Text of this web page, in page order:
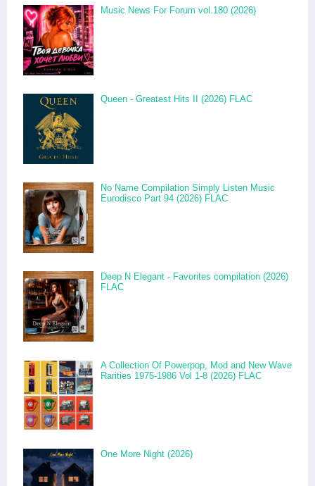
Music News For Forum vol.180 (2026)
Queen - Greatest Hits II (2026) FLAC
No Name Compilation Simply Listen Music
Eurodisco Part 94 (2026) FLAC
Deep N Elegant - Favorites compilation (2026)
FLAC
A Collection Of Powerpop, Mod and New Wave
Rarities 1975-1986 Vol 1-8 (2026) FLAC
One More Night (2026)